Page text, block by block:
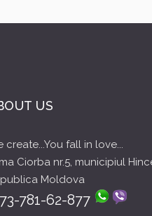
US
create...You fall in love...
Ciorba nr.5, municipiul
Moldova
781-62-877